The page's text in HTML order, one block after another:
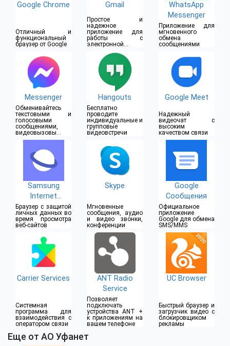
Google Chrome
Отличный и
функциональный
браузер от Google
Gmail
Простое и
надежное
приложение для
работы с
электронной
WhatsApp
Messenger
Приложение для
мгновенного
обмена
сообщениями
Messenger
Обменивайтесь
текстовыми и
голосовыми
сообщениями,
видеовызовы и
групповые
Hangouts
Бесплатно
проводите
индивидуальные и
групповые
видеовстречи
Google Meet
Надежный
видеочат с
высоким
качеством связи
Samsung
Internet
Browser
Браузер с защитой
личных данных во
время просмотра
веб-сайтов
Skype
Мгновенные
сообщения, аудио
и видео звонки,
конференции
Google
Сообщения
Официальное
приложение
Google для обмена
SMS/MMS
Carrier Services
Системная
программа для
взаимодействия с
оператором связи
ANT Radio
Service
Позволяет
подключать
устройства ANT +
к приложениям на
вашем телефоне
UC Browser
Быстрый браузер и
загрузчик видео с
блокировщиком
рекламы
Еще от АО Уфанет